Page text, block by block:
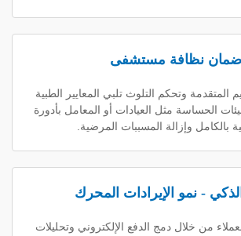
مستشفى
التلوث تلبي المعايير الطبية
العيادات أو المعامل بأدورة
المسببات المرضية.
المحرك
الدفع الإلكتروني وتحليلات